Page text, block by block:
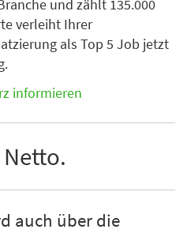
und zählt 135.000
verleiht Ihrer
als Top 5 Job jetzt
informieren
auch über die